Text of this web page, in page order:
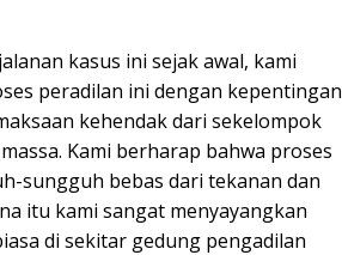
kasus ini sejak awal, kami
peradilan ini dengan kepentingan
kehendak dari sekelompok
Kami berharap bahwa proses
sungguh bebas dari tekanan dan
itu kami sangat menyayangkan
di sekitar gedung pengadilan